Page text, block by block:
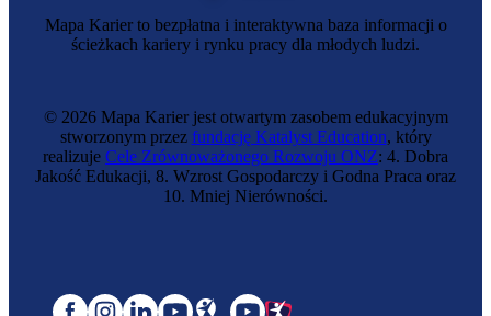
Mapa Karier to bezpłatna i interaktywna baza informacji o
ścieżkach kariery i rynku pracy dla młodych ludzi.
© 2026 Mapa Karier jest otwartym zasobem edukacyjnym
stworzonym przez fundację Katalyst Education, który
realizuje Cele Zrównoważonego Rozwoju ONZ: 4. Dobra
Jakość Edukacji, 8. Wzrost Gospodarczy i Godna Praca oraz
10. Mniej Nierówności.